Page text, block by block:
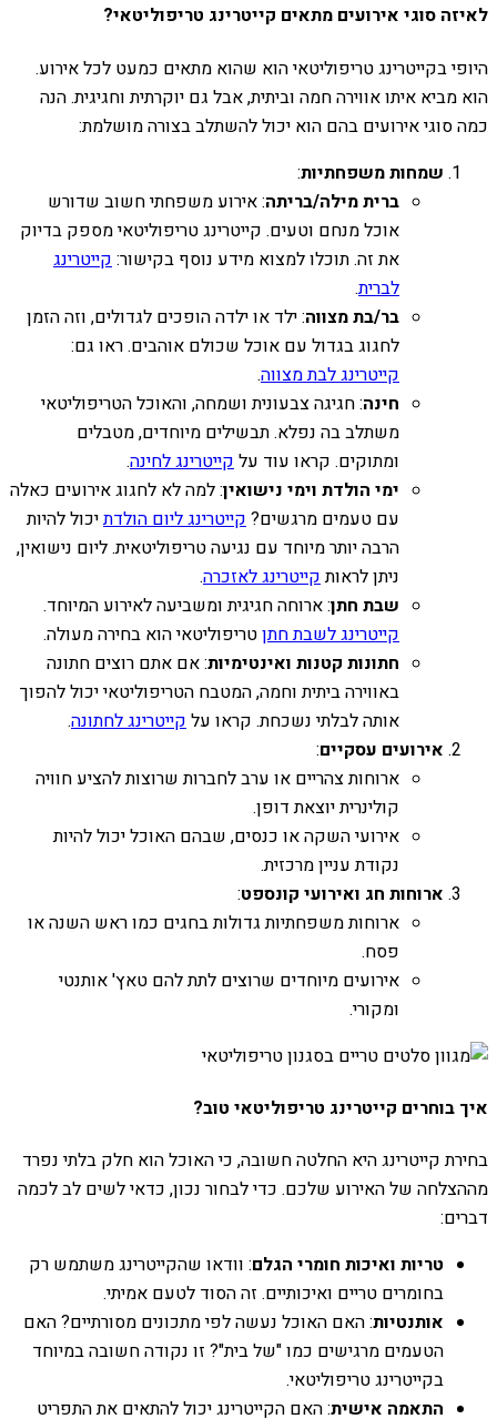
לאיזה סוגי אירועים מתאים קייטרינג טריפוליטאי?
היופי בקייטרינג טריפוליטאי הוא שהוא מתאים כמעט לכל אירוע.
הוא מביא איתו אווירה חמה וביתית, אבל גם יוקרתית וחגיגית. הנה
כמה סוגי אירועים בהם הוא יכול להשתלב בצורה מושלמת:
שמחות משפחתיות:
ברית מילה/בריתה: אירוע משפחתי חשוב שדורש
אוכל מנחם וטעים. קייטרינג טריפוליטאי מספק בדיוק
את זה. תוכלו למצוא מידע נוסף בקישור: קייטרינג
לברית.
בר/בת מצווה: ילד או ילדה הופכים לגדולים, וזה הזמן
לחגוג בגדול עם אוכל שכולם אוהבים. ראו גם:
קייטרינג לבת מצווה.
חינה: חגיגה צבעונית ושמחה, והאוכל הטריפוליטאי
משתלב בה נפלא. תבשילים מיוחדים, מטבלים
ומתוקים. קראו עוד על קייטרינג לחינה.
ימי הולדת וימי נישואין: למה לא לחגוג אירועים כאלה
עם טעמים מרגשים? קייטרינג ליום הולדתיכול להיות
הרבה יותר מיוחד עם נגיעה טריפוליטאית. ליום נישואין,
ניתן לראותקייטרינג לאזכרה.
שבת חתן: ארוחה חגיגית ומשביעה לאירוע המיוחד.
קייטרינג לשבת חתןטריפוליטאי הוא בחירה מעולה.
חתונות קטנות ואינטימיות: אם אתם רוצים חתונה
באווירה ביתית וחמה, המטבח הטריפוליטאי יכול להפוך
אותה לבלתי נשכחת. קראו על קייטרינג לחתונה.
אירועים עסקיים:
ארוחות צהריים או ערב לחברות שרוצות להציע חוויה
קולינרית יוצאת דופן.
אירועי השקה או כנסים, שבהם האוכל יכול להיות
נקודת עניין מרכזית.
ארוחות חג ואירועי קונספט:
ארוחות משפחתיות גדולות בחגים כמו ראש השנה או
פסח.
אירועים מיוחדים שרוצים לתת להם טאץ' אותנטי
ומקורי.
איך בוחרים קייטרינג טריפוליטאי טוב?
בחירת קייטרינג היא החלטה חשובה, כי האוכל הוא חלק בלתי נפרד
מההצלחה של האירוע שלכם. כדי לבחור נכון, כדאי לשים לב לכמה
דברים:
טריות ואיכות חומרי הגלם: וודאו שהקייטרינג משתמש רק
בחומרים טריים ואיכותיים. זה הסוד לטעם אמיתי.
אותנטיות: האם האוכל נעשה לפי מתכונים מסורתיים? האם
הטעמים מרגישים כמו "של בית"? זו נקודה חשובה במיוחד
בקייטרינג טריפוליטאי.
התאמה אישית: האם הקייטרינג יכול להתאים את התפריט